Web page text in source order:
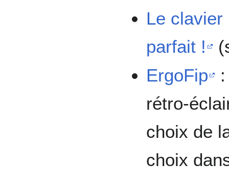
Le clavier
parfait !
ErgoFip
rétro-
choix de
choix